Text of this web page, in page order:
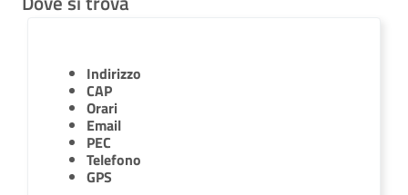
Indirizzo
CAP
Orari
Email
PEC
Telefono
GPS